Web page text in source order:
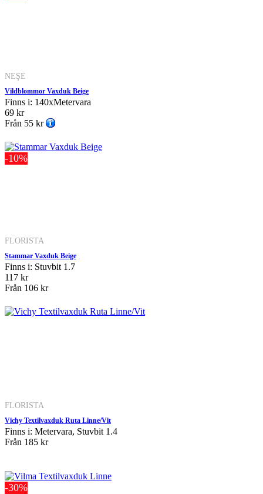
NEŞE
Vildblommor Vaxduk Beige
Finns i: 140xMetervara
69 kr
Från 55 kr
-10%
FLORISTA
Stammar Vaxduk Beige
Finns i: Stuvbit 1.7
117 kr
Från 106 kr
FLORISTA
Vichy Textilvaxduk Ruta Linne/Vit
Finns i: Metervara, Stuvbit 1.4
Från 185 kr
-30%